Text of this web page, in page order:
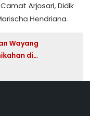
Arjosari, Didik
Hendriana.
Wayang
di